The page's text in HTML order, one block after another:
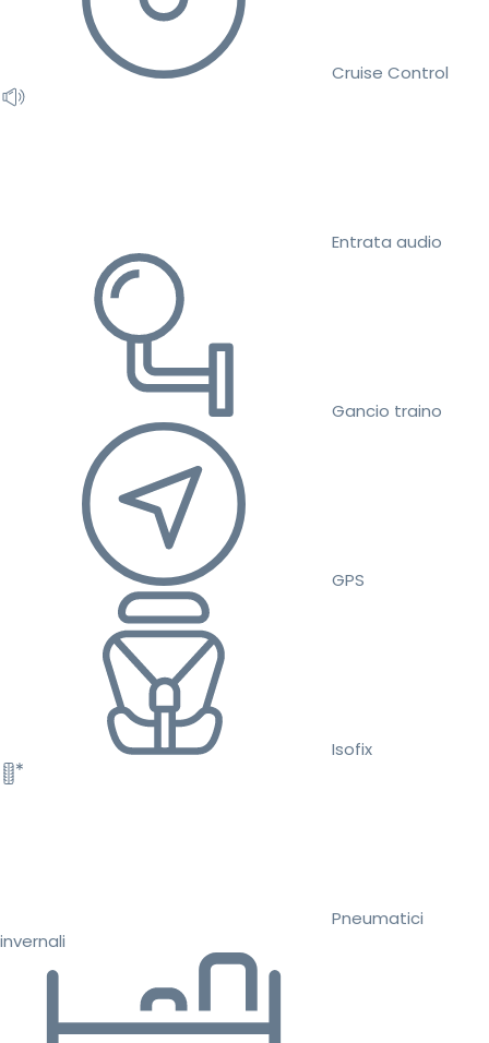
Cruise Control
Entrata audio
Gancio traino
GPS
Isofix
Pneumatici
invernali